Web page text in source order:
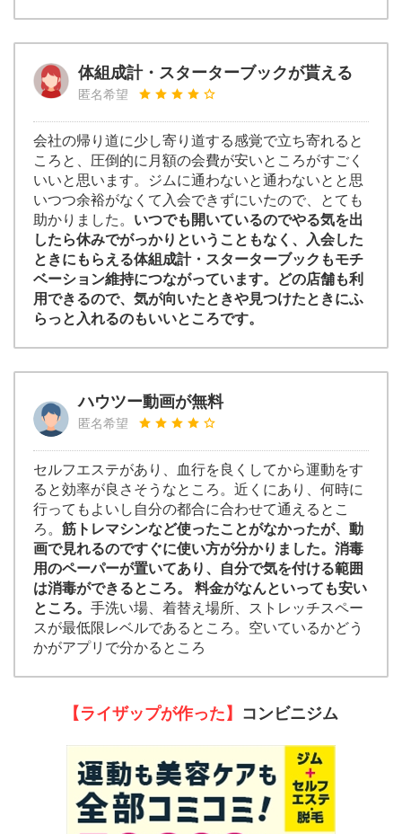
体組成計・スターターブックが貰える
匿名希望
会社の帰り道に少し寄り道する感覚で立ち寄れると
ころと、圧倒的に月額の会費が安いところがすごく
いいと思います。ジムに通わないと通わないとと思
いつつ余裕がなくて入会できずにいたので、とても
助かりました。 いつでも開いているのでやる気を出
したら休みでがっかりということもなく、入会した
ときにもらえる体組成計・スターターブックもモチ
ベーション維持につながっています。どの店舗も利
用できるので、気が向いたときや見つけたときにふ
らっと入れるのもいいところです。
ハウツー動画が無料
匿名希望
セルフエステがあり、血行を良くしてから運動をす
ると効率が良さそうなところ。近くにあり、何時に
行ってもよいし自分の都合に合わせて通えるとこ
ろ。 筋トレマシンなど使ったことがなかったが、動
画で見れるのですぐに使い方が分かりました。消毒
用のペーパーが置いてあり、自分で気を付ける範囲
は消毒ができるところ。 料金がなんといっても安い
ところ。 手洗い場、着替え場所、ストレッチスペー
スが最低限レベルであるところ。空いているかどう
かがアプリで分かるところ
【ライザップが作った】 コンビニジム